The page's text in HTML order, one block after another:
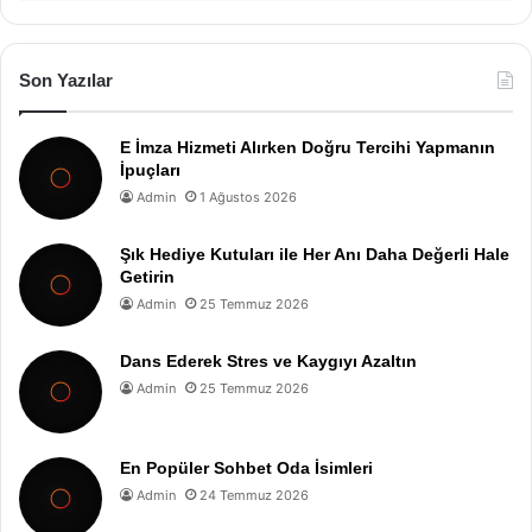
Son Yazılar
E İmza Hizmeti Alırken Doğru Tercihi Yapmanın
İpuçları
Admin 1 Ağustos 2026
Şık Hediye Kutuları ile Her Anı Daha Değerli Hale
Getirin
Admin 25 Temmuz 2026
Dans Ederek Stres ve Kaygıyı Azaltın
Admin 25 Temmuz 2026
En Popüler Sohbet Oda İsimleri
Admin 24 Temmuz 2026